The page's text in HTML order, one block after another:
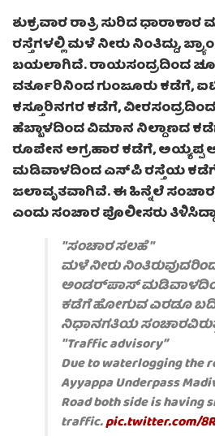
ಶುಕ್ರವಾರ ರಾತ್ರಿ ಸುರಿದ
ರಸ್ತೆಗಳಲ್ಲಿ ಮಳೆ ನೀರು ನಿಂತಿದ್ದು,
ಬಯಲಾಗಿದೆ. ರಾಯಸಂದ್ರದಿಂದ
ವರ್ತೂರಿನಿಂದ ಗುಂಜೂರು ಕಡೆಗೆ,
ಕಸ್ತೂರಿನಗರ ಕಡೆಗೆ,
ಹೆಬ್ಬಾಳದಿಂದ ವಿಮಾನ ನಿಲ್ದಾಣದ
ರೂಪೇನ ಅಗ್ರಹಾರ ಕಡೆಗೆ,
ಮಡಿವಾಳದಿಂದ ಎಸ್‌ಪಿ ರಸ್ತೆಯ
ಜಲಾವೃತವಾಗಿವೆ. ಈ ಹಿನ್ನೆಲೆ
ಎಂದು ಸಂಚಾರ ಪೊಲೀಸರು
"ಸಂಚಾರ ಸಲಹೆ "
ಮಳೆ ನೀರು
ಅಂಡರ್‌ಪಾಸ್
ಕಡೆಗೆ ಹೋಗುವ ಎರಡೂ
ನಿಧಾನಗತಿಯ
"Traffic advisory”
Due to waterlogging the
Ayyappa Underpass
Road both side is having
traffic.pic.twitter.com/